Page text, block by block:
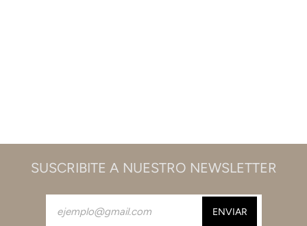
SUSCRIBITE A NUESTRO NEWSLETTER